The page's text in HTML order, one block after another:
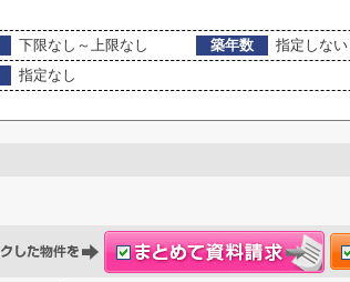
下限なし～上限なし 築年数
指定しない
指定なし